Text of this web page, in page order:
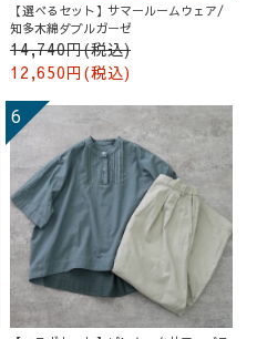
【選べるセット】サマールームウェア/
知多木綿ダブルガーゼ
14,740円(税込)
12,650円(税込)